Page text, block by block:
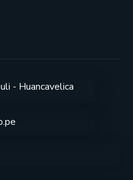
- Huancavelica